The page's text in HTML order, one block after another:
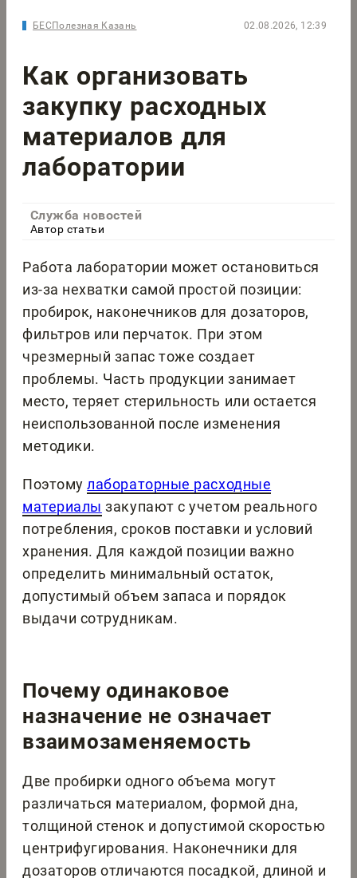
БЕСПолезная Казань 02.08.2026, 12:39
Как организовать
закупку расходных
материалов для
лаборатории
Служба новостей
Автор статьи
Работа лаборатории может остановиться
из-за нехватки самой простой позиции:
пробирок, наконечников для дозаторов,
фильтров или перчаток. При этом
чрезмерный запас тоже создает
проблемы. Часть продукции занимает
место, теряет стерильность или остается
неиспользованной после изменения
методики.
Поэтомулабораторные расходные
материалы закупают с учетом реального
потребления, сроков поставки и условий
хранения. Для каждой позиции важно
определить минимальный остаток,
допустимый объем запаса и порядок
выдачи сотрудникам.
Почему одинаковое
назначение не означает
взаимозаменяемость
Две пробирки одного объема могут
различаться материалом, формой дна,
толщиной стенок и допустимой скоростью
центрифугирования. Наконечники для
дозаторов отличаются посадкой, длиной и